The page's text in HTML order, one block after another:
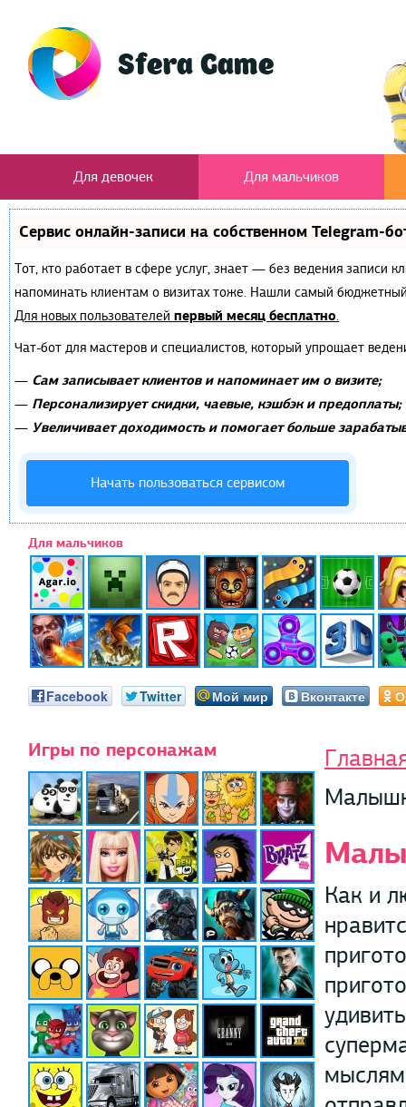
Для девочек Для мальчиков
Сервис онлайн-записи на собственном Telegram-
Тот, кто работает в сфере услуг, знает — без ведения записи
напоминать клиентам о визитах тоже. Нашли самый
Для новых пользователей первый месяц бесплатно.
Чат-бот для мастеров и специалистов, который упрощает
— Сам записывает клиентов и напоминает им о визите;
— Персонализирует скидки, чаевые, кэшбэк и предоплаты;
— Увеличивает доходимость и помогает больше
Начать пользоваться сервисом
Для мальчиков
Facebook Twitter Мой мир Вконтакте
Игры по персонажам
Как и